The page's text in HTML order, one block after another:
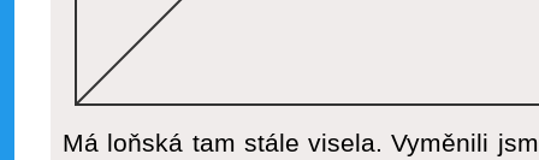
Má loňská tam stále visela. Vyměnili